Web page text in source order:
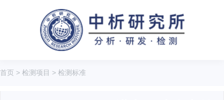
首页 > 检测项目 > 检测标准